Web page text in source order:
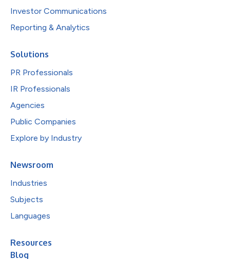
Investor Communications
Reporting & Analytics
Solutions
PR Professionals
IR Professionals
Agencies
Public Companies
Explore by Industry
Newsroom
Industries
Subjects
Languages
Resources
Blog